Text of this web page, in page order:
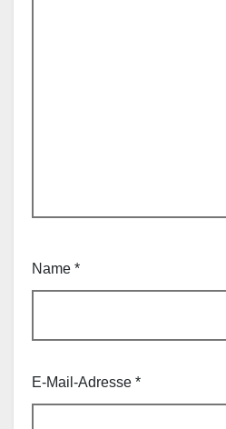
Name *
E-Mail-Adresse *